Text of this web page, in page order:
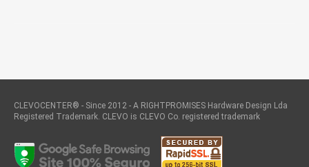
CLEVOCENTER® - Since 2012 - A RIGHTPROMISES Hardware Design Lda
Registered Trademark. CLEVO is CLEVO Co. registered trademark